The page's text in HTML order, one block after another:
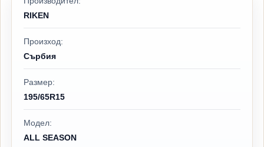
RIKEN
Произход:
Сърбия
Размер:
195/65R15
Модел:
ALL SEASON